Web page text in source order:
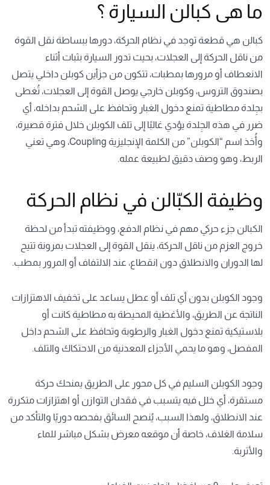
ما هى كبالن السيارة ؟
كبالن هي قطعة توجد في نظام الحركة، دورها ببساطة نقل القوة
من ناقل الحركة إلى العجلات، بحيث تدور السيارة بثبات أثناء
الانعطاف أو مرورها بمطبات، تتكون من جزأين كوبلن داخلي يتصل
بصندوق التروس، وكوبلن خارجي يوصل القوة إلى العجلات، تُغطى
بجِلدة مطاطية تمنع دخول الغبار وتحافظ على الشحم بداخله، أي
ضرر في هذه الجِلدة يؤدي غالبًا إلى تلف الكوبلن خلال فترة قصيرة،
وأُخذ اسم “الكوبلن” من الكلمة الإنجليزية Coupling، وهي تعني
الربط، وهو وصف دقيق لطبيعة عمله.
وظيفة الكبّالن في نظام الحركة
الكبالن جزء حركي مهم في نظام الدفع، ووظيفته تبدأ من لحظة
خروج العزم من ناقل الحركة، ينقل القوة إلى العجلات بمرونة تتيح
لها الدوران والانطلاق دون انقطاع، عند الالتفاف أو المرور بمطب.
وجود الكوبلن بدون أي تلف أو عطل يساعد على تخفيف الاهتزازات
الناتجة عن الطريق، والأغطية المحيطة به مطاطية كانت أو
بلاستيكية تمنع دخول الغبار والرطوبة وتحافظ على الشحم داخل
المفصل، وهو ما يحمي الأجزاء المعدنية من الاحتكاك والتلف.
وجود الكوبلن السليم في كل محور على الطريق يمنحك حركة
مستقرة، أي خلل فيه يتسبب في فقدان التوازن أو اهتزازات متكررة
عند الانطلاق، ولهذا السبب، يُنصح السائق بفحصه دوريًا والتأكد من
سلامة الغلاف، خاصة أن موقعه معرض بشكل مباشر للماء
والأتربة.